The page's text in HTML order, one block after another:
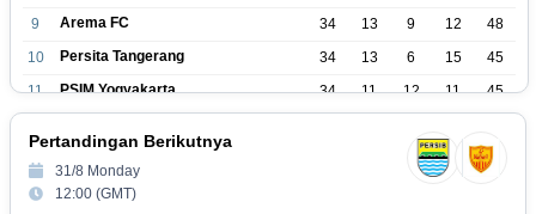
9
Arema FC 34 13 9 12
48
10
Persita Tangerang 34 13 6 15
45
11
PSIM Yogyakarta 34 11 12 11
45
Persijap Jepara 16
36
14
Madura United FC
Pertandingan Berikutnya
31/8 Monday
12:00 (GMT)